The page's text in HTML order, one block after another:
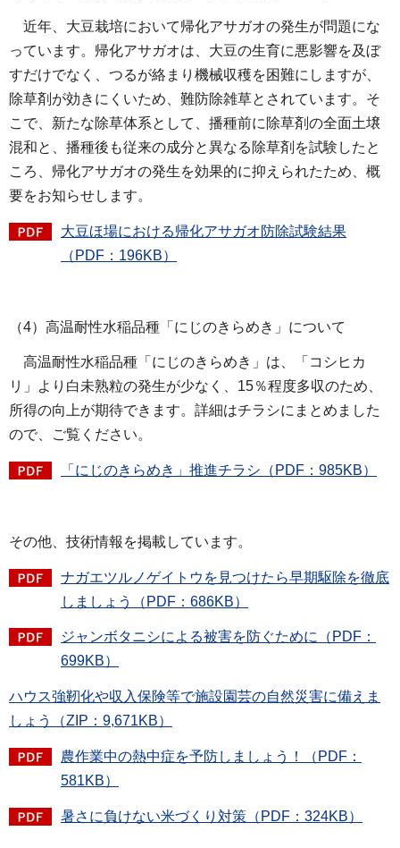
近年、大豆栽培において帰化アサガオの発生が問題にな
っています。帰化アサガオは、大豆の生育に悪影響を及ぼ
すだけでなく、つるが絡まり機械収穫を困難にしますが、
除草剤が効きにくいため、難防除雑草とされています。そ
こで、新たな除草体系として、播種前に除草剤の全面土壌
混和と、播種後も従来の成分と異なる除草剤を試験したと
ころ、帰化アサガオの発生を効果的に抑えられたため、概
要をお知らせします。
大豆ほ場における帰化アサガオ防除試験結果
（PDF：196KB）
（4）高温耐性水稲品種「にじのきらめき」について
高温耐性水稲品種「にじのきらめき」は、「コシヒカ
リ」より白未熟粒の発生が少なく、15％程度多収のため、
所得の向上が期待できます。詳細はチラシにまとめました
ので、ご覧ください。
「にじのきらめき」推進チラシ（PDF：985KB）
その他、技術情報を掲載しています。
ナガエツルノゲイトウを見つけたら早期駆除を徹底
しましょう（PDF：686KB）
ジャンボタニシによる被害を防ぐために（PDF：
699KB）
ハウス強靭化や収入保険等で施設園芸の自然災害に備えま
しょう（ZIP：9,671KB）
農作業中の熱中症を予防しましょう！（PDF：
581KB）
暑さに負けない米づくり対策（PDF：324KB）